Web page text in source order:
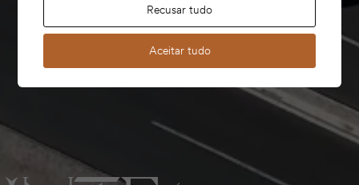
Recusar tudo
Aceitar tudo